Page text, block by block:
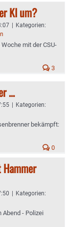
KI um?
| Kategorien:
mit der CSU-
3
…
| Kategorien:
bekämpft:
0
| Kategorien:
Abend - Polizei